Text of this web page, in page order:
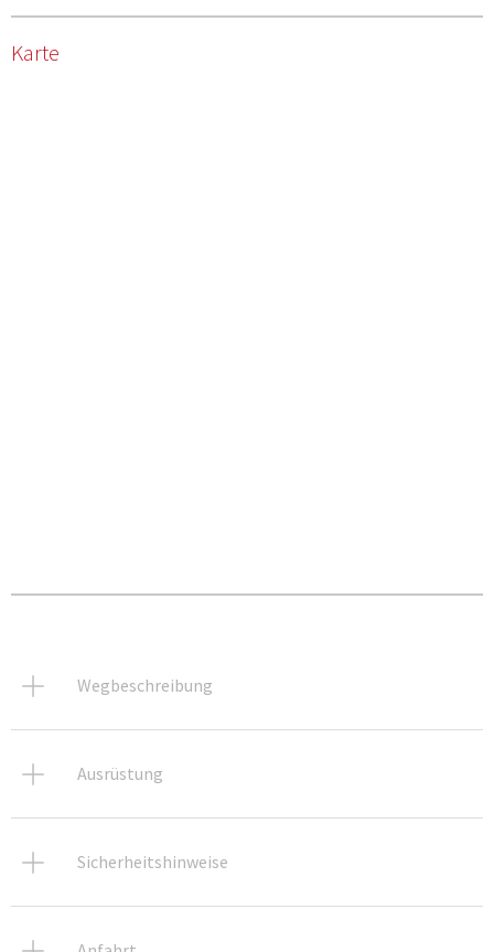
Karte
Wegbeschreibung
Ausrüstung
Sicherheitshinweise